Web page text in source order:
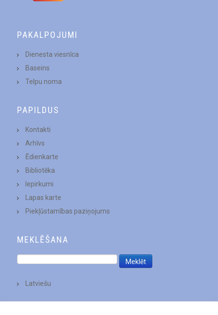
PAKALPOJUMI
Dienesta viesnīca
Baseins
Telpu noma
PAPILDUS
Kontakti
Arhīvs
Ēdienkarte
Bibliotēka
Iepirkumi
Lapas karte
Piekļūstamības paziņojums
MEKLĒŠANA
Latviešu